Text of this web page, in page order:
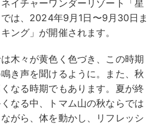
イチャーワンダーリゾート「星
は、2024年9月1日〜9月30日ま
ング」が開催されます。
木々が黄色く色づき、この時期
き声を聞けるように。また、秋
なる時期でもあります。夏が終
なる中、トマム山の秋ならでは
がら、体を動かし、リフレッシ